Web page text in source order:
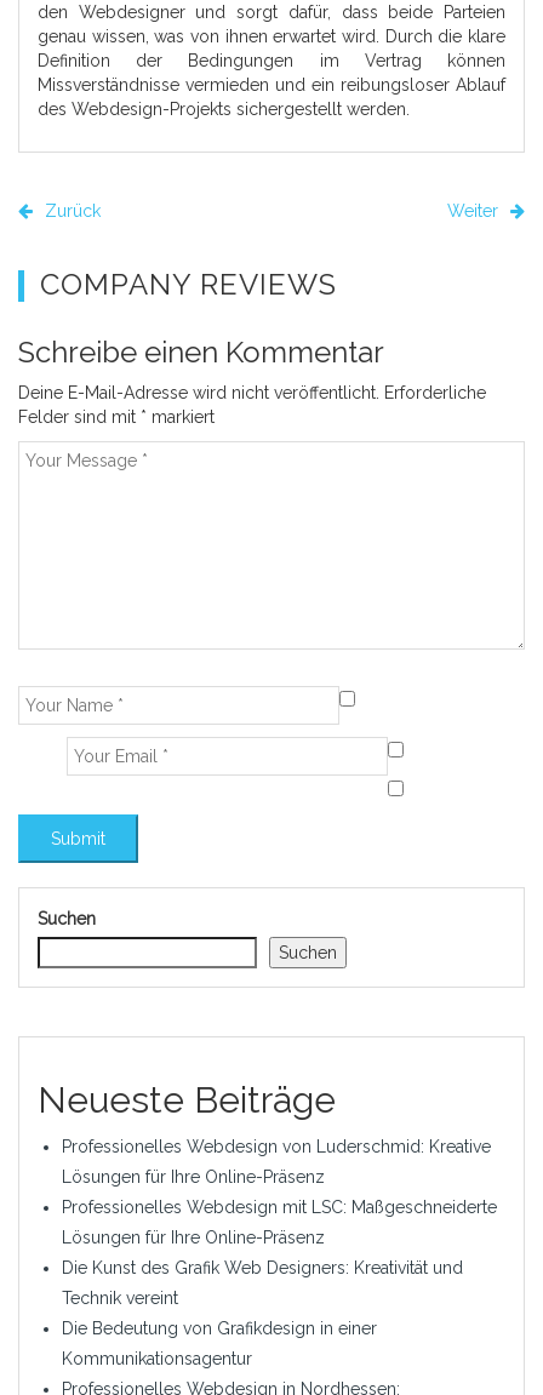
den Webdesigner und sorgt dafür, dass beide Parteien
genau wissen, was von ihnen erwartet wird. Durch die klare
Definition der Bedingungen im Vertrag können
Missverständnisse vermieden und ein reibungsloser Ablauf
des Webdesign-Projekts sichergestellt werden.
Zurück Weiter
COMPANY REVIEWS
Schreibe einen Kommentar
Deine E-Mail-Adresse wird nicht veröffentlicht. Erforderliche
Felder sind mit * markiert
Suchen
Suchen
Neueste Beiträge
Professionelles Webdesign von Luderschmid: Kreative
Lösungen für Ihre Online-Präsenz
Professionelles Webdesign mit LSC: Maßgeschneiderte
Lösungen für Ihre Online-Präsenz
Die Kunst des Grafik Web Designers: Kreativität und
Technik vereint
Die Bedeutung von Grafikdesign in einer
Kommunikationsagentur
Professionelles Webdesign in Nordhessen: